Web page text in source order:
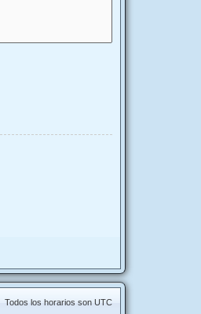
Todos los horarios son UTC